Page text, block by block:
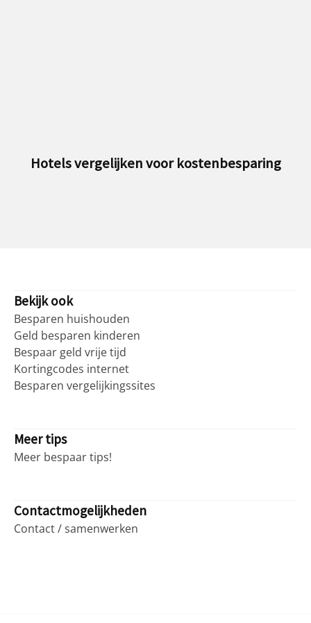
Heftruck kopen, waar
Bekijk ook
Besparen huishouden
Geld besparen kinderen
Bespaar geld vrije tijd
Kortingcodes internet
Besparen vergelijkingssites
Meer tips
Meer bespaar tips!
Contactmogelijkheden
Contact / samenwerken